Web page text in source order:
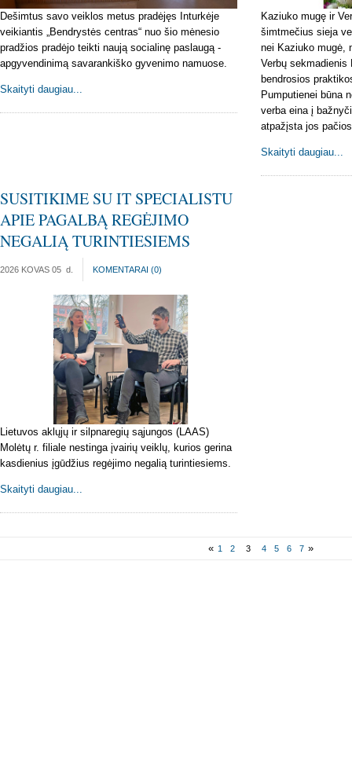
Dešimtus savo veiklos metus pradėjęs Inturkėje
veikiantis „Bendrystės centras“ nuo šio mėnesio
pradžios pradėjo teikti naują socialinę paslaugą -
apgyvendinimą savarankiško gyvenimo namuose.
Skaityti daugiau...
Kaziuko mugę ir
šimtmečius sieja
nei Kaziuko mugė,
Verbų
bendrosios
Pumputienei būna
verba eina į
atpažįsta jos
Skaityti daugiau...
SUSITIKIME SU IT SPECIALISTU
APIE PAGALBĄ REGĖJIMO
NEGALIĄ TURINTIESIEMS
2026 KOVAS 05 d. KOMENTARAI (0)
Lietuvos aklųjų ir silpnaregių sąjungos (LAAS)
Molėtų r. filiale nestinga įvairių veiklų, kurios gerina
kasdienius įgūdžius regėjimo negalią turintiesiems.
Skaityti daugiau...
« 1 2 3 4 5 6 7 »